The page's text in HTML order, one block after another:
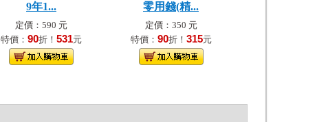
9年1...
定價：590 元
特價： 90折！ 531元
零用錢(精...
定價：350 元
特價： 90折！ 315元